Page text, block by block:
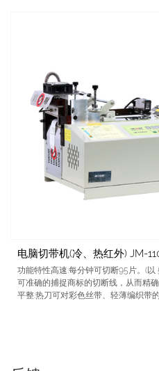
电脑切带机(冷、热红外) JM-
功能特性高速:每分钟可切断95片。(
可准确的捕捉商标的切断线，从而精
平整:热刀可对彩色丝带、轻薄编织带